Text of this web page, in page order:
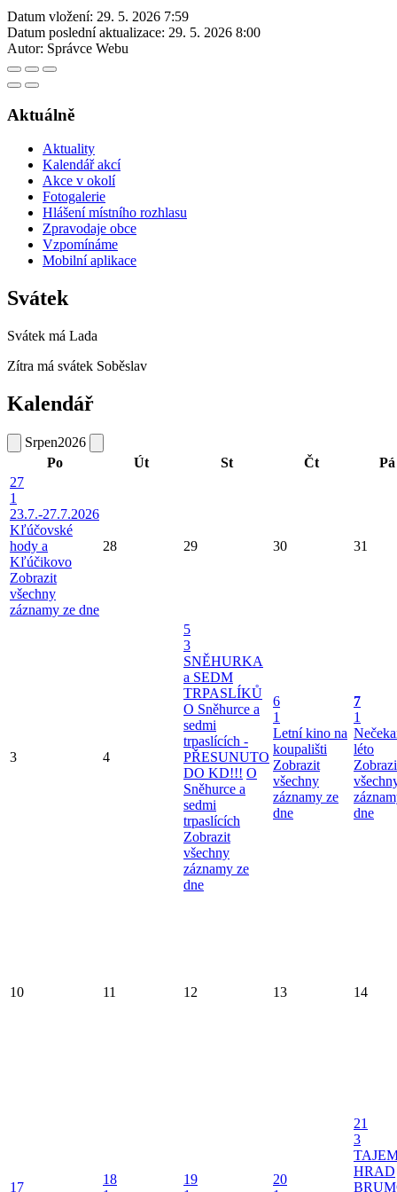
Datum vložení: 29. 5. 2026 7:59
Datum poslední aktualizace: 29. 5. 2026 8:00
Autor: Správce Webu
Aktuálně
Aktuality
Kalendář akcí
Akce v okolí
Fotogalerie
Hlášení místního rozhlasu
Zpravodaje obce
Vzpomínáme
Mobilní aplikace
Svátek
Svátek má Lada
Zítra má svátek Soběslav
Kalendář
Srpen2026
Po
Út St Čt
Pá
27
1
23.7.-27.7.2026
Kľúčovské
hody a
Kľúčikovo
Zobrazit
všechny
záznamy ze dne
28 29 30 31
3 4
5
3
SNĚHURKA
a SEDM
TRPASLÍKŮ
O Sněhurce a
sedmi
trpaslících -
PŘESUNUTO
DO KD!!! O
Sněhurce a
sedmi
trpaslících
Zobrazit
všechny
záznamy ze
dne
6
1
Letní kino na
koupališti
Zobrazit
všechny
záznamy ze
dne
7
1
léto
dne
10 11 12 13 14
17
18
19
20
21
3
HRAD